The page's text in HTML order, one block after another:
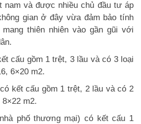
nam và được nhiều chủ đầu tư áp
gian ở đây vừa đảm bảo tính
thiên nhiên vào gần gũi với
cấu gồm 1 trệt, 3 lầu và có 3 loại
6×20 m2.
kết cấu gồm 1 trệt, 2 lầu và có 2
m2.
phố thương mại) có kết cấu 1